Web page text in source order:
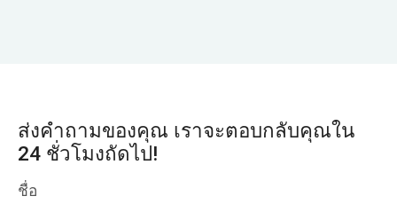
ส่งคำถามของคุณ เราจะตอบกลับคุณใน
24 ชั่วโมงถัดไป!
ชื่อ